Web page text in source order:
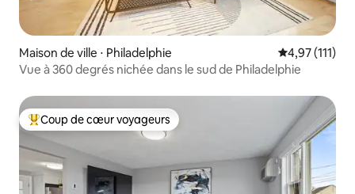
Maison de ville ⋅ Philadelphie Évaluation
4,97 (111)
Vue à 360 degrés nichée dans le sud de Philadelphie
Coups de cœur voyageurs les plus appréciés
Coup de cœur voyageurs